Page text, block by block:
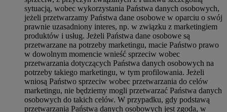
sytuacją, wobec wykorzystania Państwa danych osobowych,
jeżeli przetwarzamy Państwa dane osobowe w oparciu o swój
prawnie uzasadniony interes, np. w związku z marketingiem
produktów i usług. Jeżeli Państwa dane osobowe są
przetwarzane na potrzeby marketingu, macie Państwo prawo
w dowolnym momencie wnieść sprzeciw wobec
przetwarzania dotyczących Państwa danych osobowych na
potrzeby takiego marketingu, w tym profilowania. Jeżeli
wniosą Państwo sprzeciw wobec przetwarzania do celów
marketingu, nie będziemy mogli przetwarzać Państwa danych
osobowych do takich celów. W przypadku, gdy podstawą
przetwarzania Państwa danych osobowych jest zgoda, w